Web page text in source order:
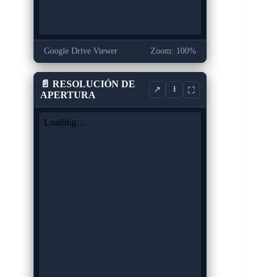
Google Drive Viewer Zoom: 100%
📄 RESOLUCIÓN DE
APERTURA
↗ ⭳ ⛶